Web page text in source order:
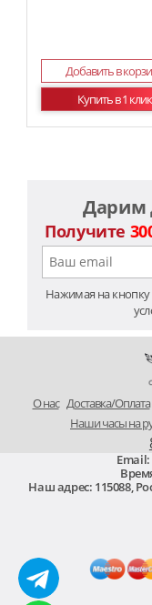
Добавить в
Купить в 1 клик
Дарим
Получите
Нажимая на
O нас Доставка/Оплата
Наши часы на
Email:
Наш адрес: 115088,